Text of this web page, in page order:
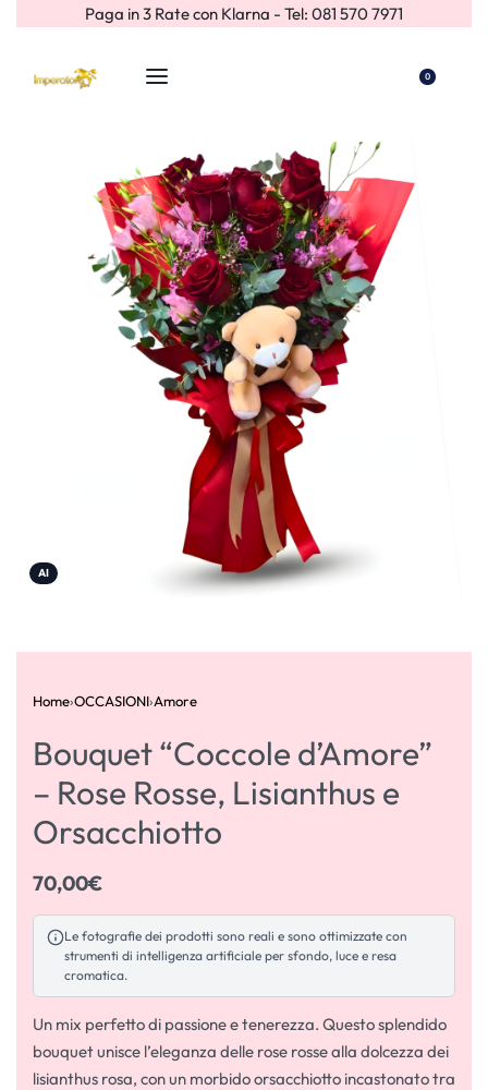
Paga in 3 Rate con Klarna - Tel: 081 570 7971
0
AI
Home›OCCASIONI›Amore
Bouquet “Coccole d’Amore”
– Rose Rosse, Lisianthus e
Orsacchiotto
70,00€
Le fotografie dei prodotti sono reali e sono ottimizzate con
strumenti di intelligenza artificiale per sfondo, luce e resa
cromatica.
Un mix perfetto di passione e tenerezza. Questo splendido
bouquet unisce l’eleganza delle rose rosse alla dolcezza dei
lisianthus rosa, con un morbido orsacchiotto incastonato tra